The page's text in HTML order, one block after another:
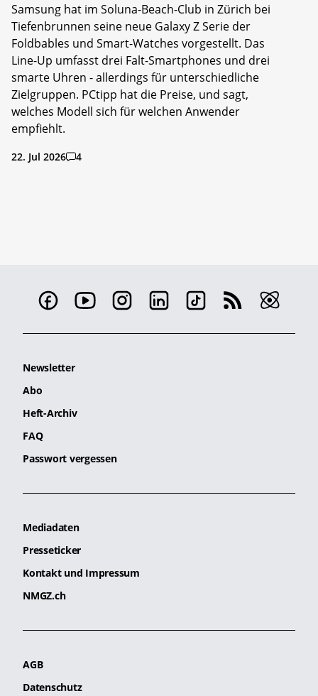
Samsung hat im Soluna-Beach-Club in Zürich bei
Tiefenbrunnen seine neue Galaxy Z Serie der
Foldbables und Smart-Watches vorgestellt. Das
Line-Up umfasst drei Falt-Smartphones und drei
smarte Uhren - allerdings für unterschiedliche
Zielgruppen. PCtipp hat die Preise, und sagt,
welches Modell sich für welchen Anwender
empfiehlt.
22. Jul 2026 4
Newsletter
Abo
Heft-Archiv
FAQ
Passwort vergessen
Mediadaten
Presseticker
Kontakt und Impressum
NMGZ.ch
AGB
Datenschutz